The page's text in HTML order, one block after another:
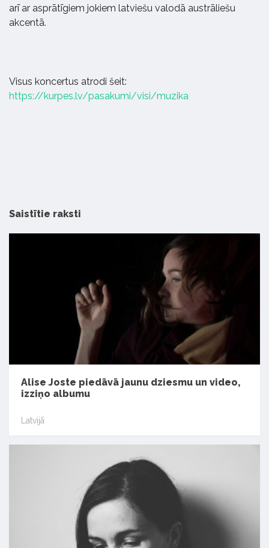
arī ar asprātīgiem jokiem latviešu valodā austrāliešu
akcentā.
Visus koncertus atrodi šeit:
https://kurpes.lv/pasakumi/visi/muzika
Saistītie raksti
Alise Joste piedāvā jaunu dziesmu un video,
izziņo albumu
Latvijā